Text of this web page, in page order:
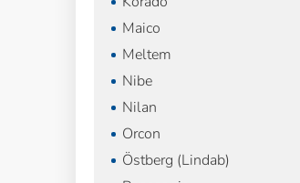
Maico
Meltem
Nibe
Nilan
Orcon
Östberg (Lindab)